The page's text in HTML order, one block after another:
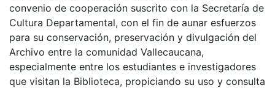
convenio de cooperación suscrito con la Secretaría de
Cultura Departamental, con el fin de aunar esfuerzos
para su conservación, preservación y divulgación del
Archivo entre la comunidad Vallecaucana,
especialmente entre los estudiantes e investigadores
que visitan la Biblioteca, propiciando su uso y consulta